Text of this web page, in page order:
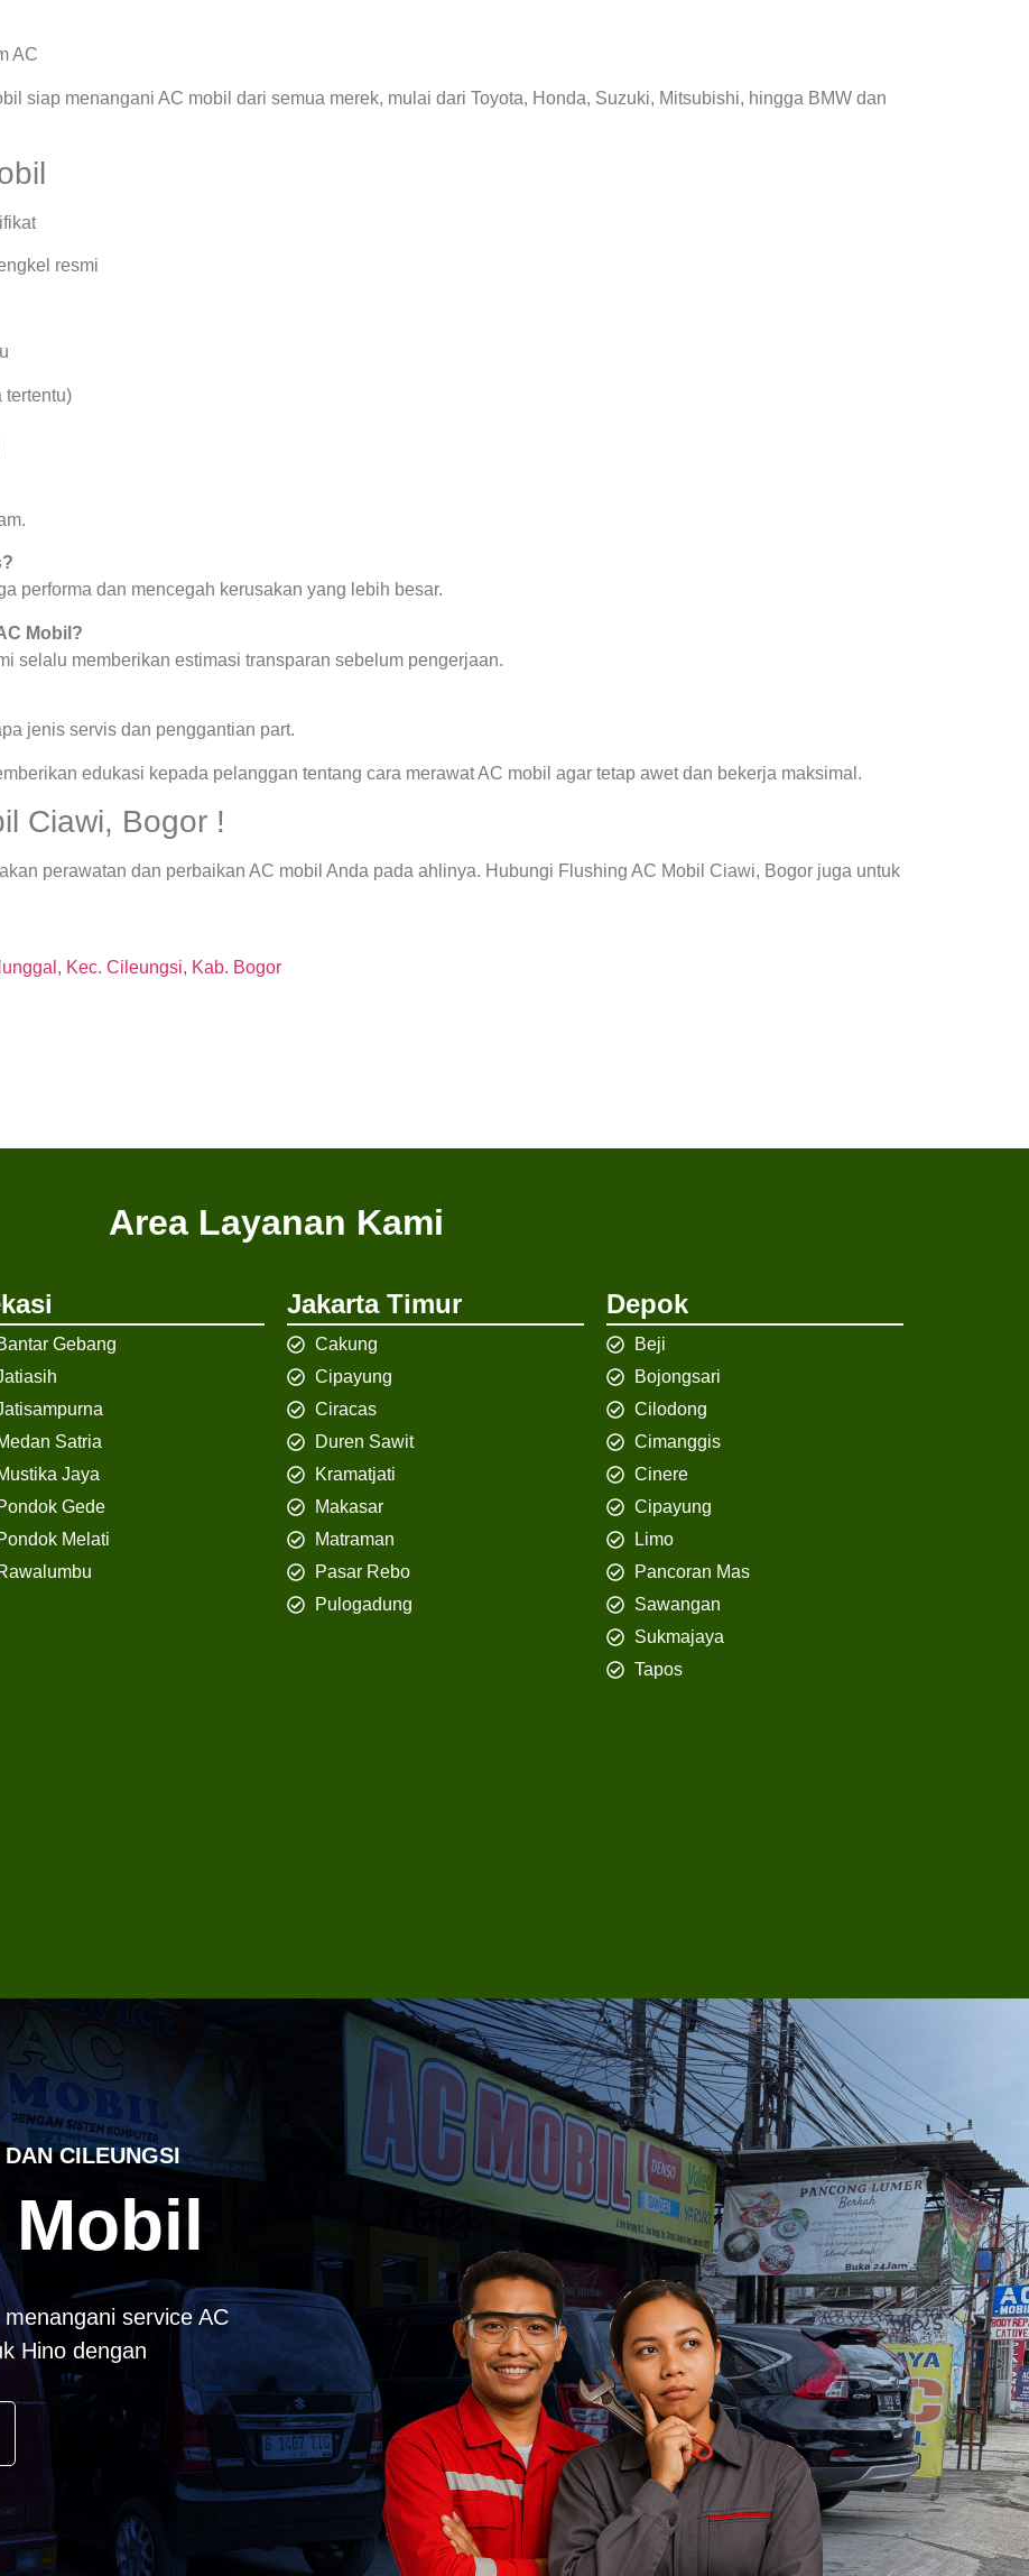
AC
siap menangani AC mobil dari semua merek, mulai dari Toyota, Honda, Suzuki, Mitsubishi, hingga BMW dan
resmi
tertentu)
performa dan mencegah kerusakan yang lebih besar.
Mobil?
selalu memberikan estimasi transparan sebelum pengerjaan.
jenis servis dan penggantian part.
edukasi kepada pelanggan tentang cara merawat AC mobil agar tetap awet dan bekerja maksimal.
Ciawi, Bogor !
perawatan dan perbaikan AC mobil Anda pada ahlinya. Hubungi Flushing AC Mobil Ciawi, Bogor juga untuk
Kec. Cileungsi, Kab. Bogor
Area Layanan Kami
Gebang
Satria
Jaya
Gede
Melati
Jakarta Timur
Cakung
Cipayung
Ciracas
Duren Sawit
Kramatjati
Makasar
Matraman
Pasar Rebo
Pulogadung
Depok
Beji
Bojongsari
Cilodong
Cimanggis
Cinere
Cipayung
Limo
Pancoran Mas
Sawangan
Sukmajaya
Tapos
CILEUNGSI
Mobil
service AC
Hino dengan